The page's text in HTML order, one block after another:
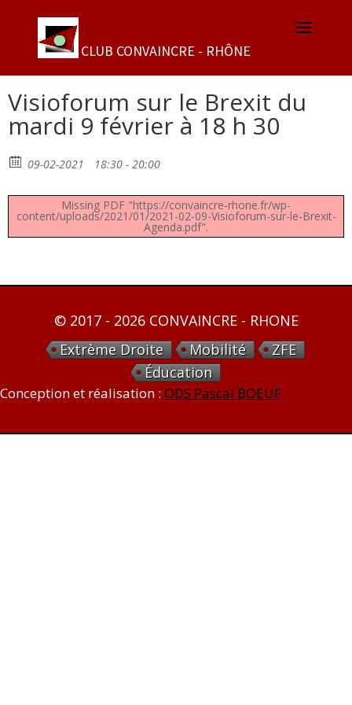
Visioforum sur le Brexit du
mardi 9 février à 18 h 30
09-02-2021 18:30 - 20:00
Missing PDF "https://convaincre-rhone.fr/wp-
content/uploads/2021/01/2021-02-09-Visioforum-sur-le-Brexit-
Agenda.pdf".
© 2017 - 2026 CONVAINCRE - RHONE
Extrème Droite
Mobilité
ZFE
Éducation
Conception et réalisation : ODS Pascal BOEUF